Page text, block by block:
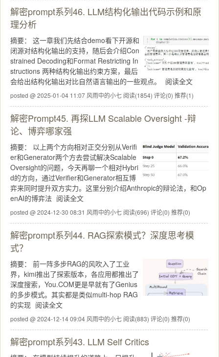
解密prompt系列46. LLM结构化输出代码示例和原
理分析
摘要： 这一章我们先结合demo看下开源和
闭源对结构化输出的支持，随后会介绍Con
strained Decoding和Format Restricting In
structions 两种结构化输出约束方案，最后
会给出结构化输出对比自然语言输出的一些观点。
阅读全文
posted @ 2025-01-04 11:07 风雨中的小七 阅读(1854) 评论(0) 推荐(1)
解密Prompt45. 再探LLM Scalable Oversight -辩
论、博弈哪家强
摘要： 以上两个方向相对正交分别从Verifi
er和Generator两个方去尝试解决Scalable
Oversight的问题，今天再聊一个相对Hybri
d的方向，通过Verifier和Generator相互博
弈来同时提升双方实力。这里分别介绍Anthropic的辩论法，和Op
enAI的博弈法 阅读全文
posted @ 2024-12-30 08:31 风雨中的小七 阅读(696) 评论(0) 推荐(0)
解密prompt系列44. RAG探索模式？深度思考模
式？
摘要： 前一阵多步RAG的风吹入了工业
界，kimi推出了探索版本，各应用都推出了
深度搜索，You.COM更是早就有了Genius
的多步模式。其实都是类似multi-hop RAG
的实现 阅读全文
posted @ 2024-12-14 09:04 风雨中的小七 阅读(883) 评论(0) 推荐(0)
解密prompt系列43. LLM Self Critics